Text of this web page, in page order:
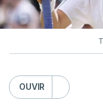
OUVIR